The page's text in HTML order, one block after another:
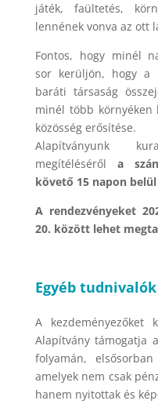
játék, faültetés,
lennének vonva az ott
Fontos, hogy minél
sor kerüljön, hogy a
baráti társaság
minél több környéken
közösség erősítése.
Alapítványunk
megítéléséről a
követő 15 napon
A rendezvényeket
20. között lehet
Egyéb tudnivalók
A kezdeményezőket
Alapítvány támogatja
folyamán,
amelyek nem csak
hanem nyitottak és